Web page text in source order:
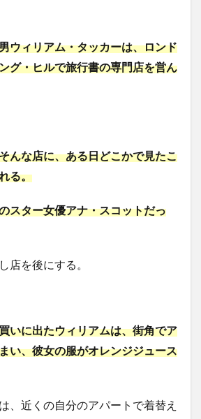
ウィリアム・タッカーは、ロンド
グ・ヒルで旅行書の専門店を営ん
んな店に、ある日どこかで見たこ
る。
スター女優アナ・スコットだっ
店を後にする。
いに出たウィリアムは、街角でア
い、彼女の服がオレンジジュース
、近くの自分のアパートで着替え